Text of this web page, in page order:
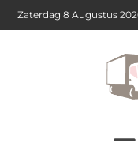
Zaterdag 8 Augustus